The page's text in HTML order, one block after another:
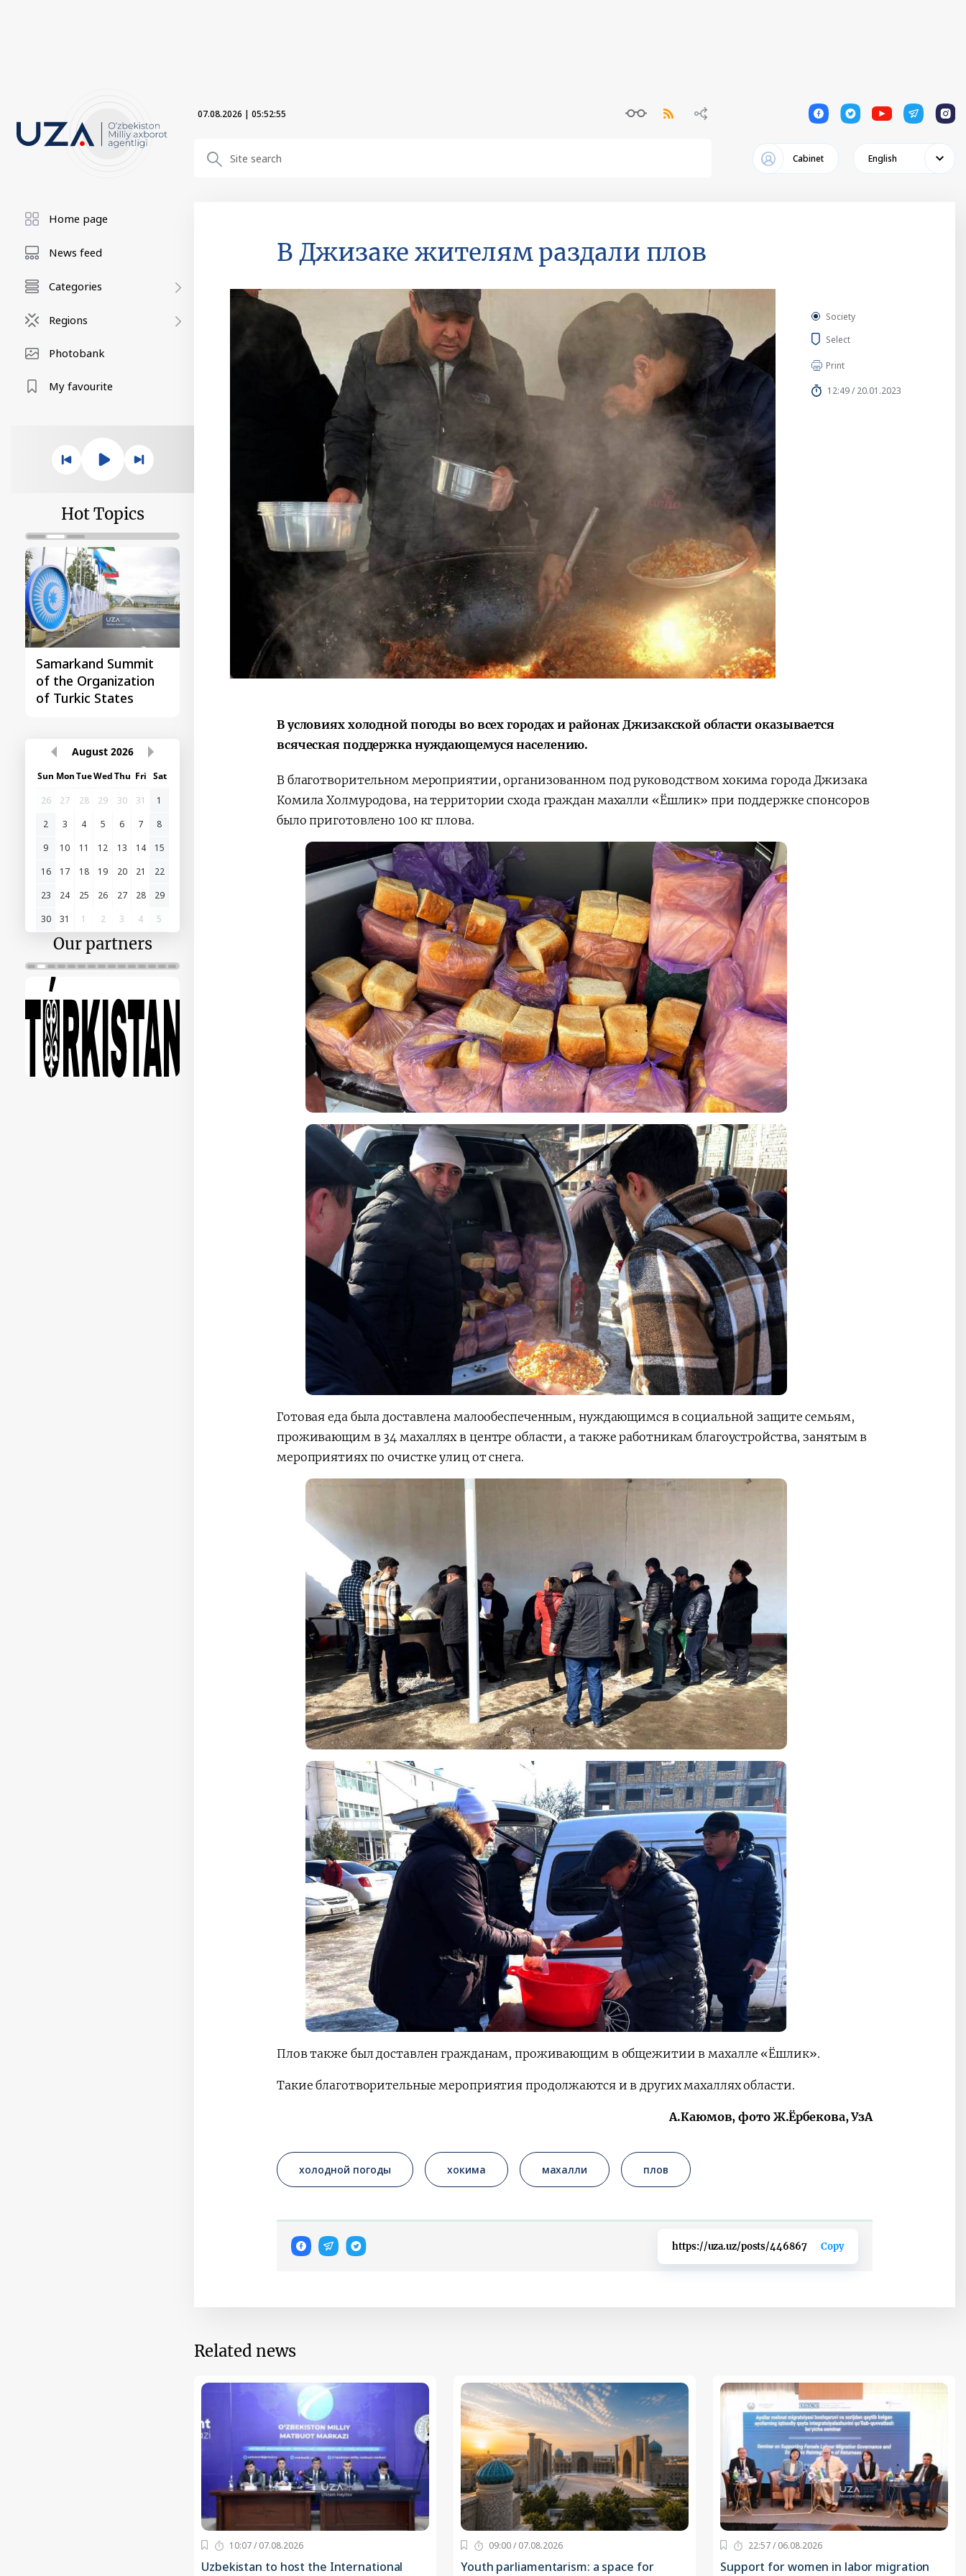
07.08.2026 | 05:52:56 1 1 1 1 1
Cabinet English
Home page
News feed
Categories
Regions
Photobank
My favourite
Hot Topics
Samarkand Summit
of the Organization
of Turkic States
First Central Asia -
China Summit
August 2026
Sun MonTueWedThu Fri Sat
26
27 28 29 30 31
1
2
3 4 5 6 7
8
9
10 11 12 13 14
15
16
17 18 19 20 21
22
23
24 25 26 27 28
29
30
31 1 2 3 4 5
Our partners
В Джизаке жителям раздали плов
Society
Select
Print
12:49 / 20.01.2023
В условиях холодной погоды во всех городах и районах Джизакской области оказывается
всяческая поддержка нуждающемуся населению.
В благотворительном мероприятии, организованном под руководством хокима города Джизака
Комила Холмуродова, на территории схода граждан махалли «Ёшлик» при поддержке спонсоров
было приготовлено 100 кг плова.
Готовая еда была доставлена малообеспеченным, нуждающимся в социальной защите семьям,
проживающим в 34 махаллях в центре области, а также работникам благоустройства, занятым в
мероприятиях по очистке улиц от снега.
Плов также был доставлен гражданам, проживающим в общежитии в махалле «Ёшлик».
Такие благотворительные мероприятия продолжаются и в других махаллях области.
А.Каюмов, фото Ж.Ёрбекова, УзА
холодной погоды хокима махалли плов
https://uza.uz/posts/446867 Copy
Related news
10:07 / 07.08.2026
Uzbekistan to host the International
09:00 / 07.08.2026
Youth parliamentarism: a space for
22:57 / 06.08.2026
Support for women in labor migration